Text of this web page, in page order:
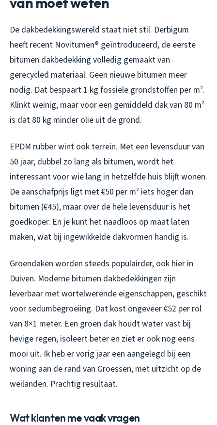
De dakbedekkingswereld staat niet stil. Derbigum
heeft recent Novitumen® geïntroduceerd, de eerste
bitumen dakbedekking volledig gemaakt van
gerecycled materiaal. Geen nieuwe bitumen meer
nodig. Dat bespaart 1 kg fossiele grondstoffen per m².
Klinkt weinig, maar voor een gemiddeld dak van 80 m²
is dat 80 kg minder olie uit de grond.
EPDM rubber wint ook terrein. Met een levensduur van
50 jaar, dubbel zo lang als bitumen, wordt het
interessant voor wie lang in hetzelfde huis blijft wonen.
De aanschafprijs ligt met €50 per m² iets hoger dan
bitumen (€45), maar over de hele levensduur is het
goedkoper. En je kunt het naadloos op maat laten
maken, wat bij ingewikkelde dakvormen handig is.
Groendaken worden steeds populairder, ook hier in
Duiven. Moderne bitumen dakbedekkingen zijn
leverbaar met wortelwerende eigenschappen, geschikt
voor sedumbegroeiing. Dat kost ongeveer €52 per rol
van 8×1 meter. Een groen dak houdt water vast bij
hevige regen, isoleert beter en ziet er ook nog eens
mooi uit. Ik heb er vorig jaar een aangelegd bij een
woning aan de rand van Groessen, met uitzicht op de
weilanden. Prachtig resultaat.
Wat klanten me vaak vragen